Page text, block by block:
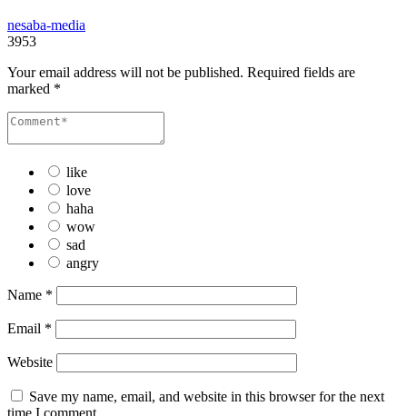
nesaba-media
3953
Your email address will not be published. Required fields are
marked *
like
love
haha
wow
sad
angry
Name *
Email *
Website
Save my name, email, and website in this browser for the next
time I comment.